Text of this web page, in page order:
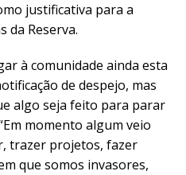
justificativa para a
da Reserva.
à comunidade ainda esta
de despejo, mas
algo seja feito para parar
Em momento algum veio
trazer projetos, fazer
que somos invasores,